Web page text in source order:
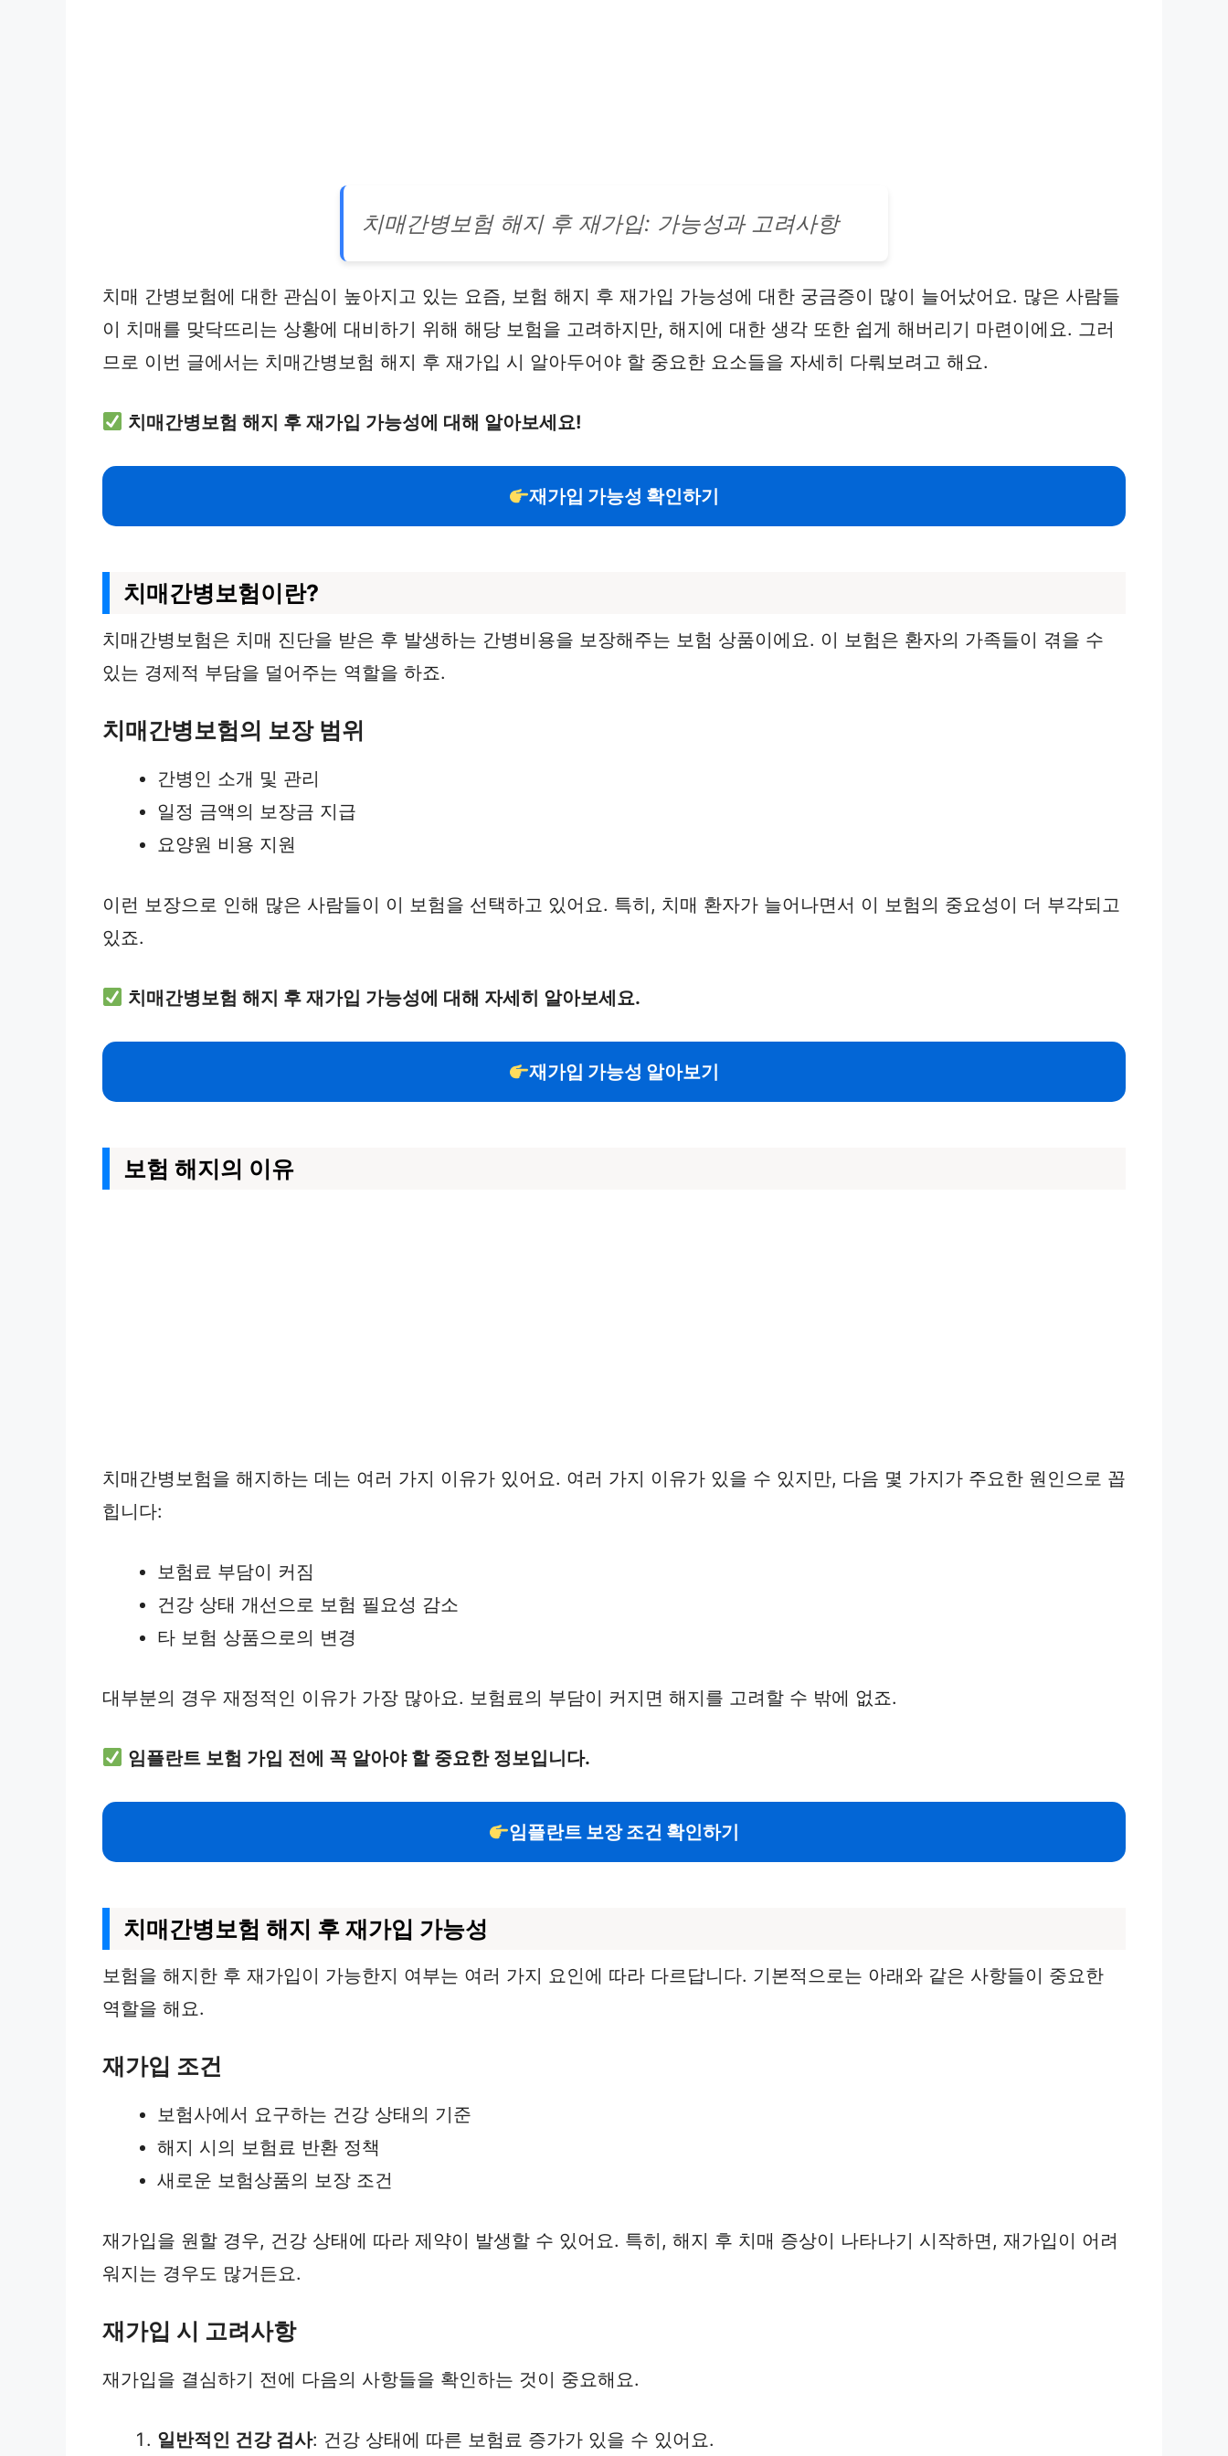
치매간병보험 해지 후 재가입: 가능성과 고려사항
치매 간병보험에 대한 관심이 높아지고 있는 요즘, 보험 해지 후 재가입 가능성에 대한 궁금증이 많이 늘어났어요. 많은 사람들
이 치매를 맞닥뜨리는 상황에 대비하기 위해 해당 보험을 고려하지만, 해지에 대한 생각 또한 쉽게 해버리기 마련이에요. 그러
므로 이번 글에서는 치매간병보험 해지 후 재가입 시 알아두어야 할 중요한 요소들을 자세히 다뤄보려고 해요.
치매간병보험 해지 후 재가입 가능성에 대해 알아보세요!
재가입 가능성 확인하기
치매간병보험이란?
치매간병보험은 치매 진단을 받은 후 발생하는 간병비용을 보장해주는 보험 상품이에요. 이 보험은 환자의 가족들이 겪을 수
있는 경제적 부담을 덜어주는 역할을 하죠.
치매간병보험의 보장 범위
간병인 소개 및 관리
일정 금액의 보장금 지급
요양원 비용 지원
이런 보장으로 인해 많은 사람들이 이 보험을 선택하고 있어요. 특히, 치매 환자가 늘어나면서 이 보험의 중요성이 더 부각되고
있죠.
치매간병보험 해지 후 재가입 가능성에 대해 자세히 알아보세요.
재가입 가능성 알아보기
보험 해지의 이유
치매간병보험을 해지하는 데는 여러 가지 이유가 있어요. 여러 가지 이유가 있을 수 있지만, 다음 몇 가지가 주요한 원인으로 꼽
힙니다:
보험료 부담이 커짐
건강 상태 개선으로 보험 필요성 감소
타 보험 상품으로의 변경
대부분의 경우 재정적인 이유가 가장 많아요. 보험료의 부담이 커지면 해지를 고려할 수 밖에 없죠.
임플란트 보험 가입 전에 꼭 알아야 할 중요한 정보입니다.
임플란트 보장 조건 확인하기
치매간병보험 해지 후 재가입 가능성
보험을 해지한 후 재가입이 가능한지 여부는 여러 가지 요인에 따라 다르답니다. 기본적으로는 아래와 같은 사항들이 중요한
역할을 해요.
재가입 조건
보험사에서 요구하는 건강 상태의 기준
해지 시의 보험료 반환 정책
새로운 보험상품의 보장 조건
재가입을 원할 경우, 건강 상태에 따라 제약이 발생할 수 있어요. 특히, 해지 후 치매 증상이 나타나기 시작하면, 재가입이 어려
워지는 경우도 많거든요.
재가입 시 고려사항
재가입을 결심하기 전에 다음의 사항들을 확인하는 것이 중요해요.
일반적인 건강 검사: 건강 상태에 따른 보험료 증가가 있을 수 있어요.